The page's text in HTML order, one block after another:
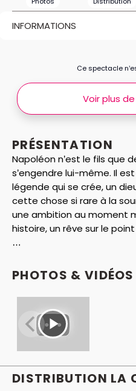
INFORMATIONS
PRÉSENTATION
Napoléon n’est le fils que
s’engendre lui-même. Il
légende qui se crée, un
cette chose si rare à la
une ambition au moment
histoire, un rêve sur le
, à
imaginaire en décembre
l’instant où Napoléon,
de l’abîme, décide de
Un coup de folie, un pari
impossible sur l’avenir de
depuis on en a vu d’autres...
Une soirée instructive,
Ce spectacle
Voir plus
PHOTOS & VIDÉOS
DISTRIBUTION LA